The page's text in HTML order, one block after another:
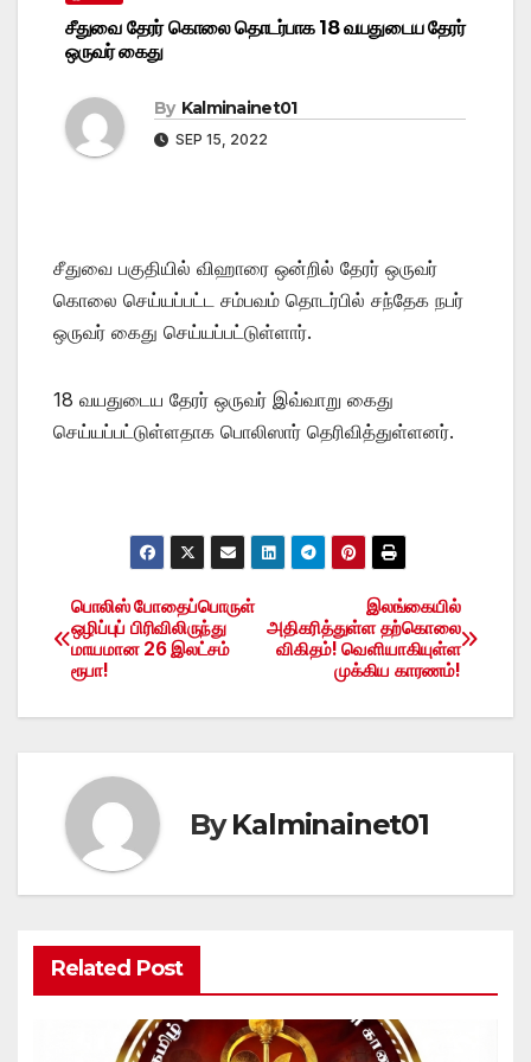
சீதுவை தேரர் கொலை தொடர்பாக 18 வயதுடைய தேரர்
ஒருவர் கைது
By Kalminainet01
SEP 15, 2022
சீதுவை பகுதியில் விஹாரை ஒன்றில் தேரர் ஒருவர்
கொலை செய்யப்பட்ட சம்பவம் தொடர்பில் சந்தேக நபர்
ஒருவர் கைது செய்யப்பட்டுள்ளார்.
18 வயதுடைய தேரர் ஒருவர் இவ்வாறு கைது
செய்யப்பட்டுள்ளதாக பொலிஸார் தெரிவித்துள்ளனர்.
Post
navigation
இலங்கையில்
அதிகரித்துள்ள தற்கொலை
விகிதம்! வெளியாகியுள்ள
முக்கிய காரணம்!
பொலிஸ் போதைப்பொருள்
ஒழிப்புப் பிரிவிலிருந்து
மாயமான 26 இலட்சம்
ரூபா!
ByKalminainet01
Related Post